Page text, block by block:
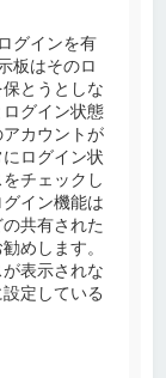
グインを有
板はそのロ
とうとしな
グイン状態
カウントが
ログイン状
チェックし
イン機能は
共有された
めします。
表示されな
定している